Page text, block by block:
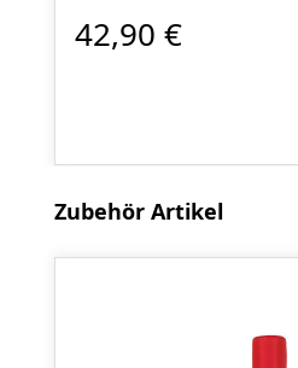
42,90 €
Produktgalerie überspringen
Zubehör Artikel